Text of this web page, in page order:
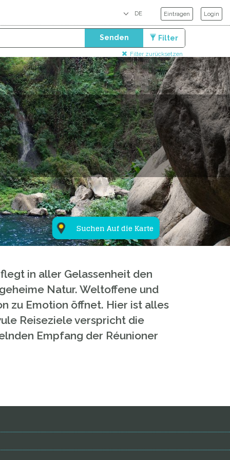
Eintragen Login
Senden Filter
Filter zurücksetzen
Suchen Auf die Karte
in aller Gelassenheit den
Natur. Weltoffene und
zu Emotion öffnet. Hier ist alles
Reiseziele verspricht die
Empfang der Réunioner